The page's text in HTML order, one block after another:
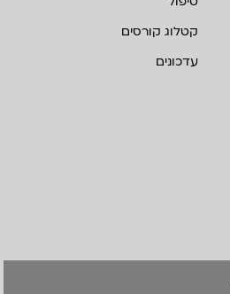
קטלוג קורסים
עדכונים